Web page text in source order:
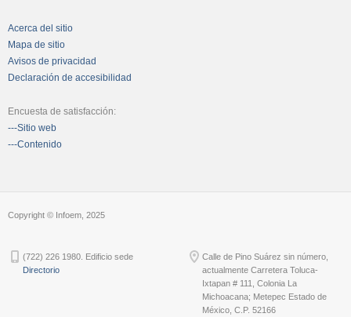
Acerca del sitio
Mapa de sitio
Avisos de privacidad
Declaración de accesibilidad
Encuesta de satisfacción:
---Sitio web
---Contenido
Copyright © Infoem, 2025
(722) 226 1980. Edificio sede
Directorio
Calle de Pino Suárez sin número,
actualmente Carretera Toluca-
Ixtapan # 111, Colonia La
Michoacana; Metepec Estado de
México, C.P. 52166